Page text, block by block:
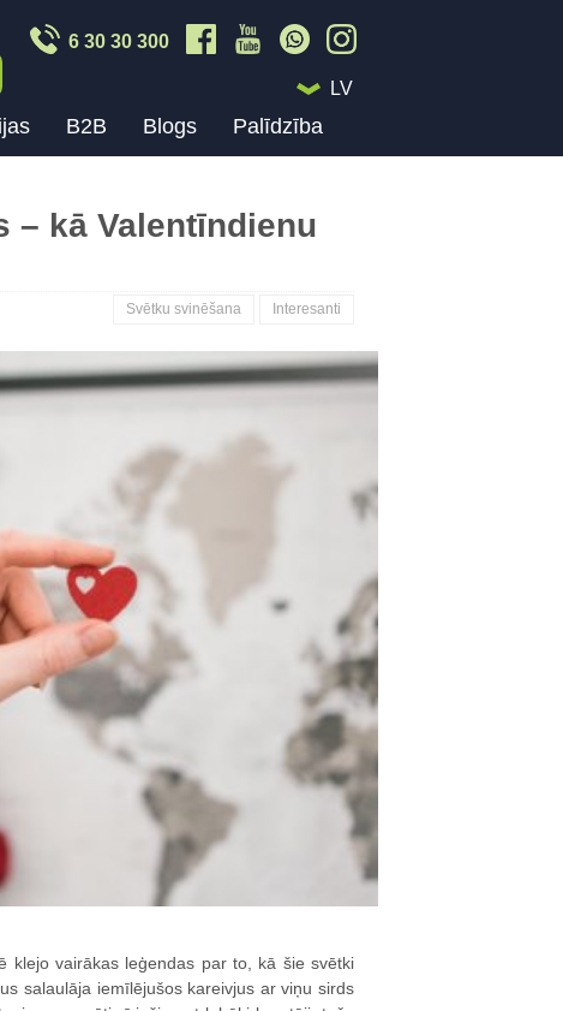
6 30 30 300
LV
B2B Blogs Palīdzība
– kā Valentīndienu
Svētku svinēšana Interesanti
klejo vairākas leģendas par to, kā šie svētki
salaulāja iemīlējušos kareivjus ar viņu sirds